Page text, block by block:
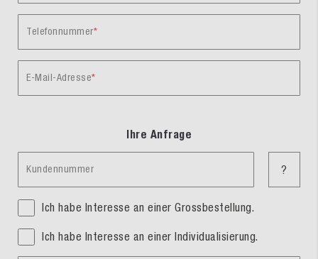
Telefonnummer
E-Mail-Adresse
Ihre Anfrage
Kundennummer ?
Ich habe Interesse an einer Grossbestellung.
Ich habe Interesse an einer Individualisierung.